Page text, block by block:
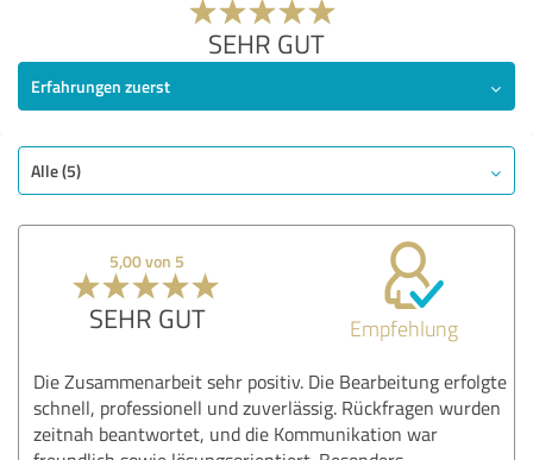
SEHR GUT
Erfahrungen zuerst
Alle (5)
5,00 von 5
SEHR GUT Empfehlung
Die Zusammenarbeit sehr positiv. Die Bearbeitung erfolgte
schnell, professionell und zuverlässig. Rückfragen wurden
zeitnah beantwortet, und die Kommunikation war